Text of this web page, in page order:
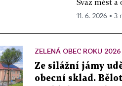
Svaz měst a
11. 6. 2026 ▪ 3
ZELENÁ OBEC ROKU 2026
Ze silážní jámy
obecní sklad.